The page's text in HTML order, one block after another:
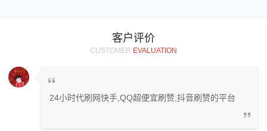
客户评价
CUSTOMER EVALUATION
24小时代刷网快手,QQ超便宜刷赞,抖音刷赞的平台